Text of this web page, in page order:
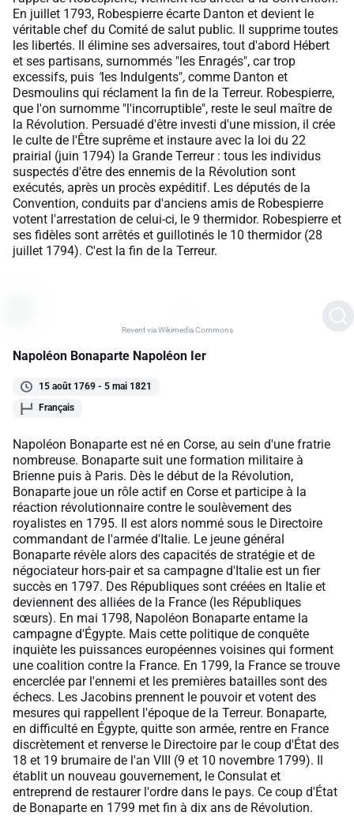
En juillet 1793, Robespierre écarte Danton et devient le
véritable chef du Comité de salut public. Il supprime toutes
les libertés. Il élimine ses adversaires, tout d'abord Hébert
et ses partisans, surnommés "les Enragés", car trop
excessifs, puis "les Indulgents", comme Danton et
Desmoulins qui réclament la fin de la Terreur. Robespierre,
que l'on surnomme "l'incorruptible", reste le seul maître de
la Révolution. Persuadé d'être investi d'une mission, il crée
le culte de l'Être suprême et instaure avec la loi du 22
prairial (juin 1794) la Grande Terreur : tous les individus
suspectés d'être des ennemis de la Révolution sont
exécutés, après un procès expéditif. Les députés de la
Convention, conduits par d'anciens amis de Robespierre
votent l'arrestation de celui-ci, le 9 thermidor. Robespierre et
ses fidèles sont arrêtés et guillotinés le 10 thermidor (28
juillet 1794). C'est la fin de la Terreur.
Revent via Wikimedia Commons
Napoléon Bonaparte Napoléon Ier
15 août 1769 - 5 mai 1821
Français
Napoléon Bonaparte est né en Corse, au sein d'une fratrie
nombreuse. Bonaparte suit une formation militaire à
Brienne puis à Paris. Dès le début de la Révolution,
Bonaparte joue un rôle actif en Corse et participe à la
réaction révolutionnaire contre le soulèvement des
royalistes en 1795. Il est alors nommé sous le Directoire
commandant de l'armée d'Italie. Le jeune général
Bonaparte révèle alors des capacités de stratégie et de
négociateur hors-pair et sa campagne d'Italie est un fier
succès en 1797. Des Républiques sont créées en Italie et
deviennent des alliées de la France (les Républiques
sœurs). En mai 1798, Napoléon Bonaparte entame la
campagne d'Égypte. Mais cette politique de conquête
inquiète les puissances européennes voisines qui forment
une coalition contre la France. En 1799, la France se trouve
encerclée par l'ennemi et les premières batailles sont des
échecs. Les Jacobins prennent le pouvoir et votent des
mesures qui rappellent l'époque de la Terreur. Bonaparte,
en difficulté en Égypte, quitte son armée, rentre en France
discrètement et renverse le Directoire par le coup d'État des
18 et 19 brumaire de l'an VIII (9 et 10 novembre 1799). Il
établit un nouveau gouvernement, le Consulat et
entreprend de restaurer l'ordre dans le pays. Ce coup d'État
de Bonaparte en 1799 met fin à dix ans de Révolution.